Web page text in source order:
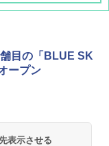
ロ ドーム 1 EX BDK
プ ポリエステル フ
保冷剤 2個セット 2
目の「BLUE SK
ープン
表示させる